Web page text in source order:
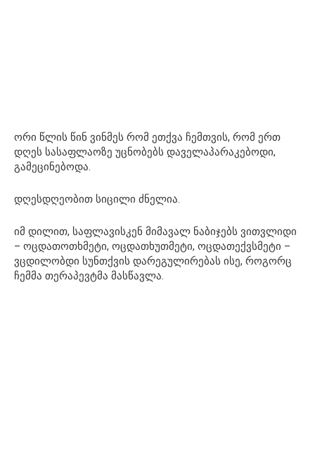
ორი წლის წინ ვინმეს რომ ეთქვა ჩემთვის, რომ ერთ
დღეს სასაფლაოზე უცნობებს დაველაპარაკებოდი,
გამეცინებოდა.
დღესდღეობით სიცილი ძნელია.
იმ დილით, საფლავისკენ მიმავალ ნაბიჯებს ვითვლიდი
– ოცდათოთხმეტი, ოცდათხუთმეტი, ოცდათექვსმეტი –
ვცდილობდი სუნთქვის დარეგულირებას ისე, როგორც
ჩემმა თერაპევტმა მასწავლა.